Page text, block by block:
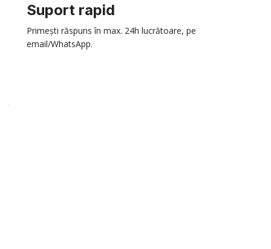
Suport rapid
Primești răspuns în max. 24h lucrătoare, pe
email/WhatsApp.